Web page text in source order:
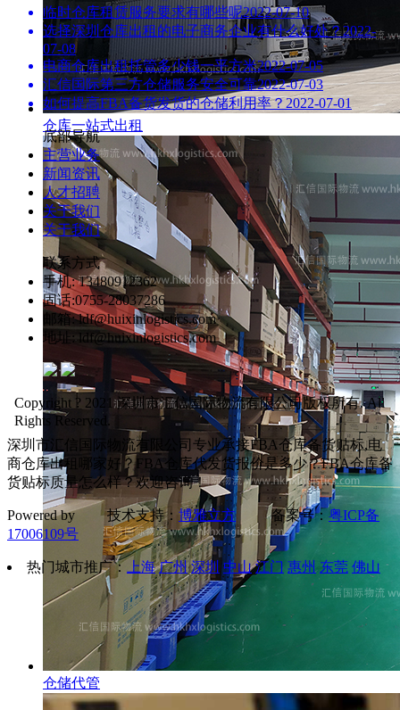
仓库一站式出租
仓储代管
临时仓库租赁服务要求有哪些呢2022-07-10
选择深圳仓库出租的电子商务企业有什么好处？2022-
07-08
电商仓库出租托管多少钱一平方米2022-07-05
汇信国际第三方仓储服务安全可靠2022-07-03
如何提高FBA备货发货的仓储利用率？2022-07-01
底部导航
主营业务
新闻资讯
人才招聘
关于我们
关于我们
联系方式
手机: 13480912362
固话:0755-28037286
邮箱: ldf@huixinlogistics.com
地址: ldf@huixinlogistics.com
Copyright ? 2021 深圳市汇信国际物流有限公司版权所有. All
Rights Reserved.
深圳市汇信国际物流有限公司专业承接FBA仓库备货贴标,电
商仓库出租哪家好？FBA仓库代发货报价是多少？FBA仓库备
货贴标质量怎么样？欢迎咨询！
Powered by 技术支持： 博雅立方备案号： 粤ICP备
17006109号
热门城市推广： 上海 广州 深圳 中山 江门 惠州 东莞 佛山